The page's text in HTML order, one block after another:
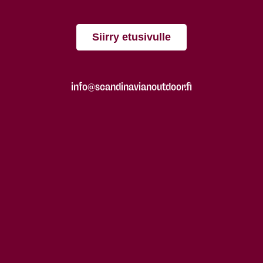
Siirry etusivulle
info@scandinavianoutdoor.fi